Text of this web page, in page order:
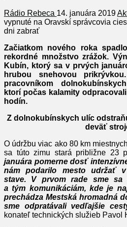
Rádio Rebeca 14. januára 2019
vypnuté na Oravskí správcovia
dni zabrať
Začiatkom nového roka
rekordné množstvo zrážok.
Kubín, ktorý sa v prvých
hrubou snehovou
pracovníkom
ktorí počas kalamity
hodín.
Z dolnokubínskych ulíc
deväť
O údržbu viac ako 80 km
sa túto zimu stará približne 23
januára pomerne dosť
nám podarilo mesto udržať v
stave. V prvom rade sme sa
a tým komunikáciám, kde je
prechádza Mestská hromadná
sme odpratávali vedľajšie
konateľ technických služieb Pavol